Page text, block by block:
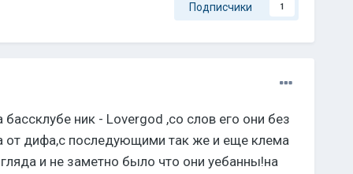
Подписчики 1
ник - Lovergod ,со слов его они без
от дифа,с последующими так же и еще клема
и не заметно было что они уебанны!на